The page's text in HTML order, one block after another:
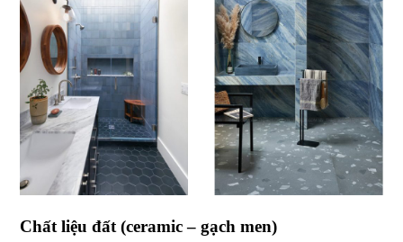
Chất liệu đất (ceramic – gạch men)